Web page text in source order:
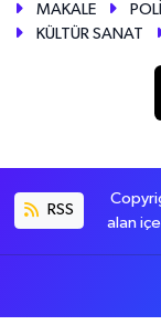
MAKALE
KÜLTÜR SANAT
RSS
alan